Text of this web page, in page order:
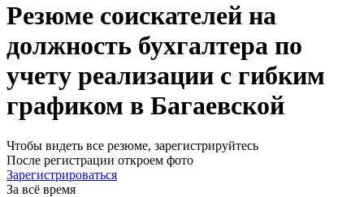
Резюме соискателей на
должность бухгалтера по
учету реализации с гибким
графиком в Багаевской
Чтобы видеть все резюме, зарегистрируйтесь
После регистрации откроем фото
Зарегистрироваться
За всё время